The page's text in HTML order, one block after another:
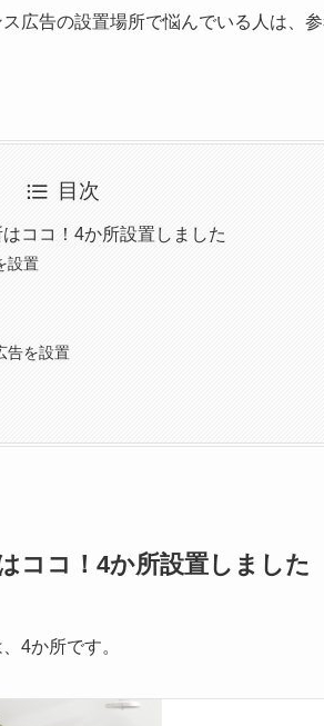
広告の設置場所で悩んでいる人は、
目次
ココ！4か所設置しました
設置
告を設置
ココ！4か所設置しました
4か所です。